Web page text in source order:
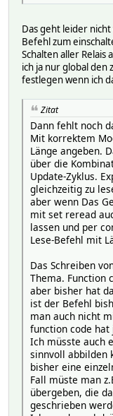
Das geht leider
Befehl zum
Schalten aller Relais
ich ja nur global den
festlegen wenn ich
Zitat
Dann fehlt noch
Mit korrektem
Länge angeben.
über die
Update-Zyklus.
gleichzeitig zu
aber wenn Das
mit set reread
lassen und per
Lese-Befehl mit
Das Schreiben
Thema. Function
aber bisher hat
ist der Befehl
man auch nicht
function code
Ich müsste auch
sinnvoll abbilden
bisher eine
Fall müste man
übergeben, die
geschrieben